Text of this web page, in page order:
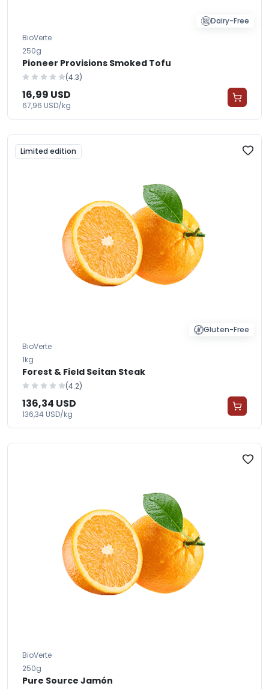
Dairy-Free
BioVerte
250g
Pioneer Provisions Smoked Tofu
(4.3)
16,99 USD
67,96 USD/kg
Limited edition
Gluten-Free
BioVerte
1kg
Forest & Field Seitan Steak
(4.2)
136,34 USD
136,34 USD/kg
BioVerte
250g
Pure Source Jamón